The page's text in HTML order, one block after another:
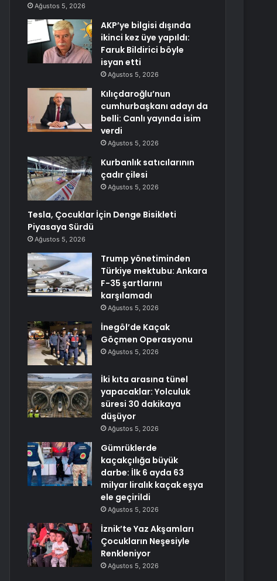
Ağustos 5, 2026
AKP’ye bilgisi dışında
ikinci kez üye yapıldı:
Faruk Bildirici böyle
isyan etti
Ağustos 5, 2026
Kılıçdaroğlu’nun
cumhurbaşkanı adayı da
belli: Canlı yayında isim
verdi
Ağustos 5, 2026
Kurbanlık satıcılarının
çadır çilesi
Ağustos 5, 2026
Tesla, Çocuklar İçin Denge Bisikleti
Piyasaya Sürdü
Ağustos 5, 2026
Trump yönetiminden
Türkiye mektubu: Ankara
F-35 şartlarını
karşılamadı
Ağustos 5, 2026
İnegöl’de Kaçak
Göçmen Operasyonu
Ağustos 5, 2026
İki kıta arasına tünel
yapacaklar: Yolculuk
süresi 30 dakikaya
düşüyor
Ağustos 5, 2026
Gümrüklerde
kaçakçılığa büyük
darbe: İlk 6 ayda 63
milyar liralık kaçak eşya
ele geçirildi
Ağustos 5, 2026
İznik’te Yaz Akşamları
Çocukların Neşesiyle
Renkleniyor
Ağustos 5, 2026